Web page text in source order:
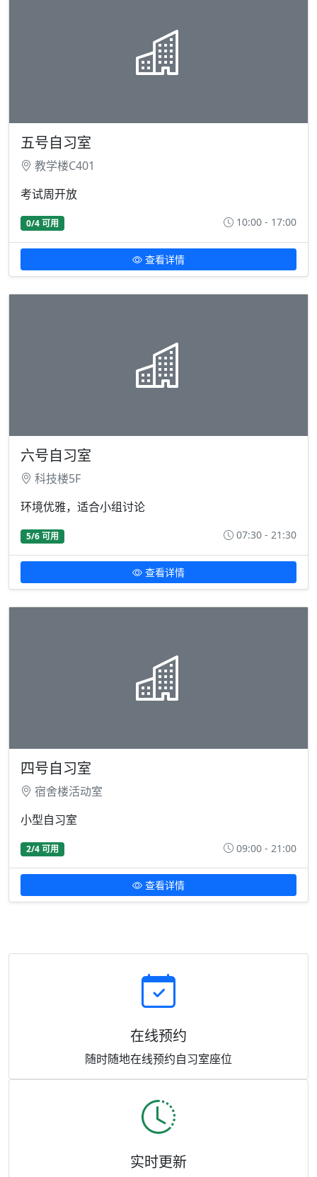
五号自习室
教学楼C401
考试周开放
0/4 可用 10:00 - 17:00
查看详情
六号自习室
科技楼5F
环境优雅，适合小组讨论
5/6 可用 07:30 - 21:30
查看详情
四号自习室
宿舍楼活动室
小型自习室
2/4 可用 09:00 - 21:00
查看详情
在线预约
随时随地在线预约自习室座位
实时更新